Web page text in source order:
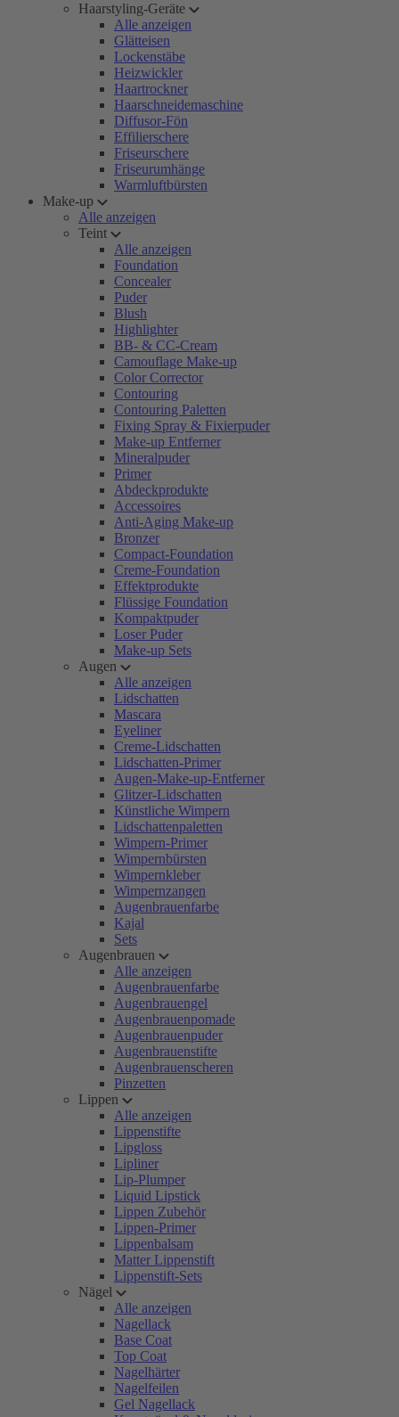
Haarstyling-Geräte
Alle anzeigen
Glätteisen
Lockenstäbe
Heizwickler
Haartrockner
Haarschneidemaschine
Diffusor-Fön
Effilierschere
Friseurschere
Friseurumhänge
Warmluftbürsten
Make-up
Alle anzeigen
Teint
Alle anzeigen
Foundation
Concealer
Puder
Blush
Highlighter
BB- & CC-Cream
Camouflage Make-up
Color Corrector
Contouring
Contouring Paletten
Fixing Spray & Fixierpuder
Make-up Entferner
Mineralpuder
Primer
Abdeckprodukte
Accessoires
Anti-Aging Make-up
Bronzer
Compact-Foundation
Creme-Foundation
Effektprodukte
Flüssige Foundation
Kompaktpuder
Loser Puder
Make-up Sets
Augen
Alle anzeigen
Lidschatten
Mascara
Eyeliner
Creme-Lidschatten
Lidschatten-Primer
Augen-Make-up-Entferner
Glitzer-Lidschatten
Künstliche Wimpern
Lidschattenpaletten
Wimpern-Primer
Wimpernbürsten
Wimpernkleber
Wimpernzangen
Augenbrauenfarbe
Kajal
Sets
Augenbrauen
Alle anzeigen
Augenbrauenfarbe
Augenbrauengel
Augenbrauenpomade
Augenbrauenpuder
Augenbrauenstifte
Augenbrauenscheren
Pinzetten
Lippen
Alle anzeigen
Lippenstifte
Lipgloss
Lipliner
Lip-Plumper
Liquid Lipstick
Lippen Zubehör
Lippen-Primer
Lippenbalsam
Matter Lippenstift
Lippenstift-Sets
Nägel
Alle anzeigen
Nagellack
Base Coat
Top Coat
Nagelhärter
Nagelfeilen
Gel Nagellack